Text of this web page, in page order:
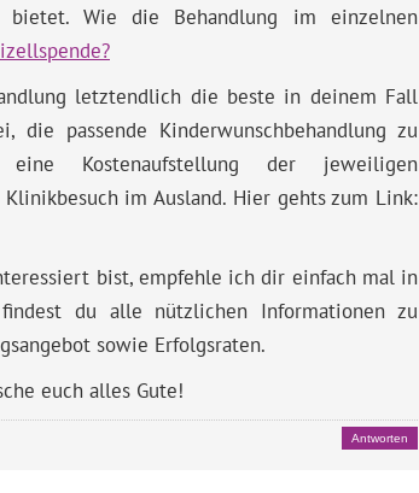
bietet. Wie die Behandlung im einzelnen
letztendlich die beste in deinem Fall
passende Kinderwunschbehandlung zu
Kostenaufstellung der jeweiligen
im Ausland. Hier gehts zum Link:
bist, empfehle ich dir einfach mal in
findest du alle nützlichen Informationen zu
sowie Erfolgsraten.
euch alles Gute!
Antworten